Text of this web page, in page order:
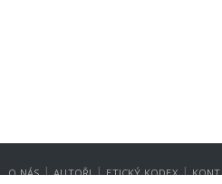
O NÁS | AUTOŘI | ETICKÝ KODEX |